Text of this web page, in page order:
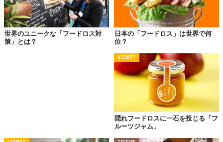
世界のユニークな「フードロス対
策」とは？
日本の「フードロス」は世界で何
位？
ACTIVITY
隠れフードロスに一石を投じる「フ
ルーツジャム」